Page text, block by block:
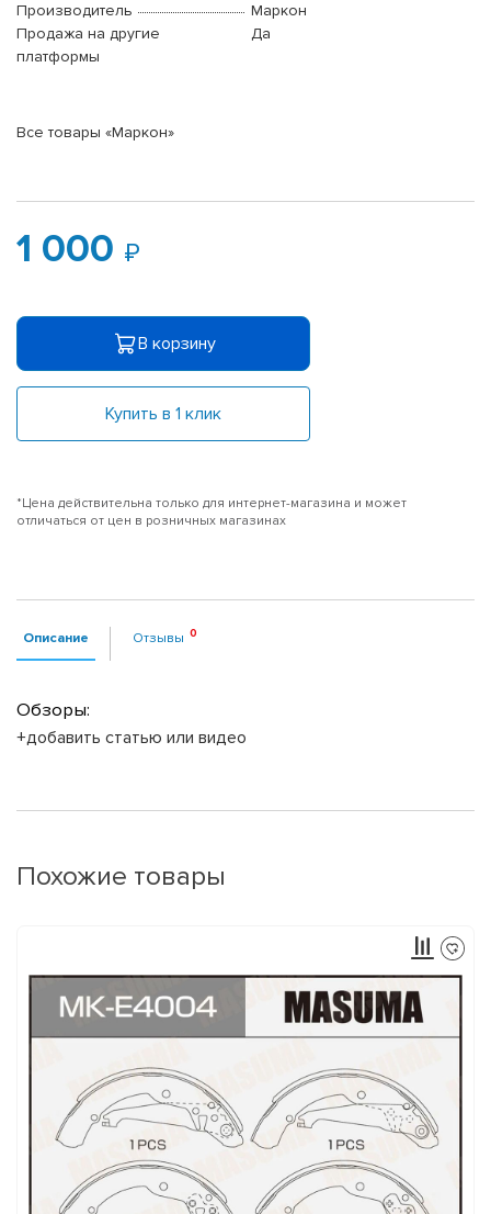
Производитель
Маркон
Продажа на другие
платформы
Да
Все товары «Маркон»
1 000
В корзину
Купить в 1 клик
*Цена действительна только для интернет-магазина и может
отличаться от цен в розничных магазинах
Описание Отзывы
Обзоры:
+добавить статью или видео
Похожие товары